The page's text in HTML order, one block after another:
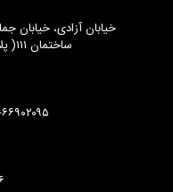
خیابان آزادی، خیابان
ساختمان ۱۱۱( پلاک۸۳)، طبقه ۴، واحد ۱۳B